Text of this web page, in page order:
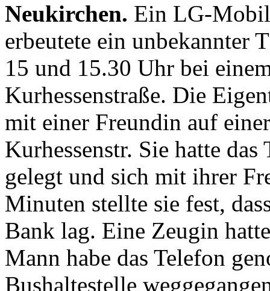
Neukirchen. Ein LG-
erbeutete ein unbekannter
15 und 15.30 Uhr bei
Kurhessenstraße. Die
mit einer Freundin auf
Kurhessenstr. Sie hatte
gelegt und sich mit ihrer
Minuten stellte sie fest,
Bank lag. Eine Zeugin
Mann habe das Telefon
Bushaltestelle